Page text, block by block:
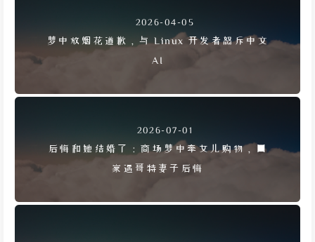
2026-04-05
梦中放烟花道歉，与 Linux 开发者怒斥中文
AI
2026-07-01
后悔和她结婚了：商场梦中牵女儿购物，回
家遇哥特妻子后悔